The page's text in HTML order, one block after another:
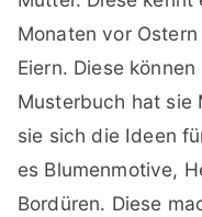
Monaten vor
Eiern. Diese
Musterbuch hat sie
sie sich die Ideen
es Blumenmotive,
Bordüren. Diese